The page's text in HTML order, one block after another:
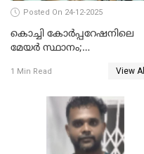
Posted On 24-12-2025
കൊച്ചി കോര്‍പ്പറേഷനിലെ
മേയര്‍ സ്ഥാനം;
രൂക്ഷം
1 Min Read View All